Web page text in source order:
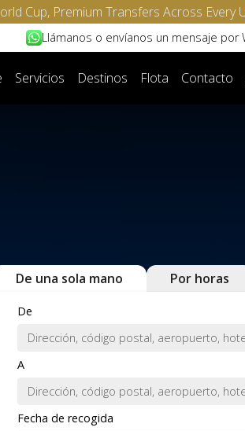
Cup, Premium Transfers Across Every
Llámanos o envíanos un mensaje por
Servicios Destinos Flota Contacto
De una sola mano Por horas
De
A
Fecha de recogida